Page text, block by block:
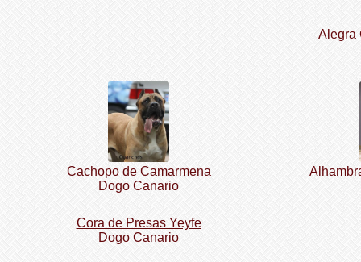
Cachopo de Camarmena
Dogo Сanario
Cora de Presas Yeyfe
Dogo Сanario
Alegra